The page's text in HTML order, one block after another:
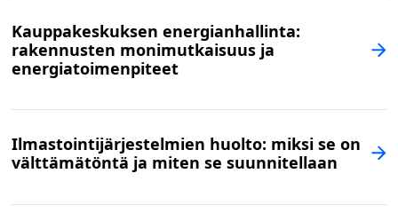
Kauppakeskuksen energianhallinta:
rakennusten monimutkaisuus ja
energiatoimenpiteet
Ilmastointijärjestelmien huolto: miksi se on
välttämätöntä ja miten se suunnitellaan